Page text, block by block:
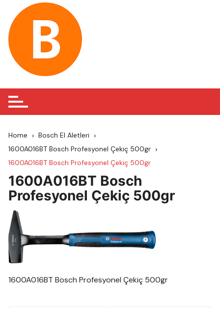
content
Home
Bosch El Aletleri
1600A016BT Bosch Profesyonel Çekiç 500gr
1600A016BT Bosch Profesyonel Çekiç 500gr
1600A016BT Bosch
Profesyonel Çekiç 500gr
1600A016BT Bosch Profesyonel Çekiç 500gr